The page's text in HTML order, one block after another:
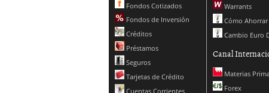
Fondos Cotizados
Fondos de Inversión
Créditos
Préstamos
Seguros
Tarjetas de Crédito
Cuentas Corrientes
Warrants
Cómo
Cambio Euro
Canal
Materias
Forex